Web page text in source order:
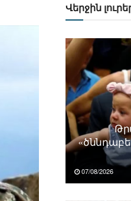
Վերջին
07/08/2026